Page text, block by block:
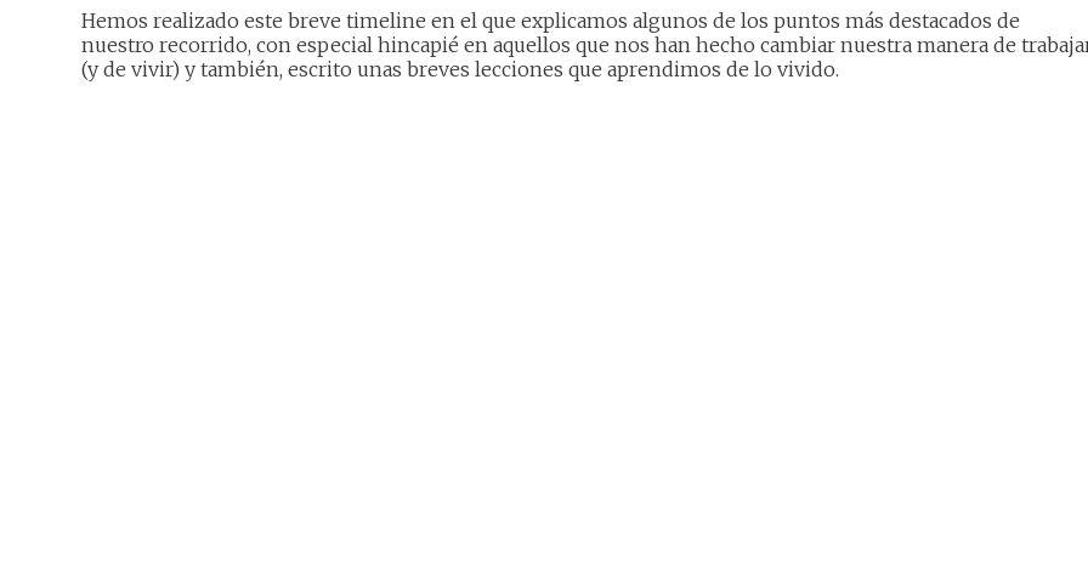
Hemos realizado este breve timeline en el que explicamos algunos de los puntos más destacados de
nuestro recorrido, con especial hincapié en aquellos que nos han hecho cambiar nuestra manera de
(y de vivir) y también, escrito unas breves lecciones que aprendimos de lo vivido.